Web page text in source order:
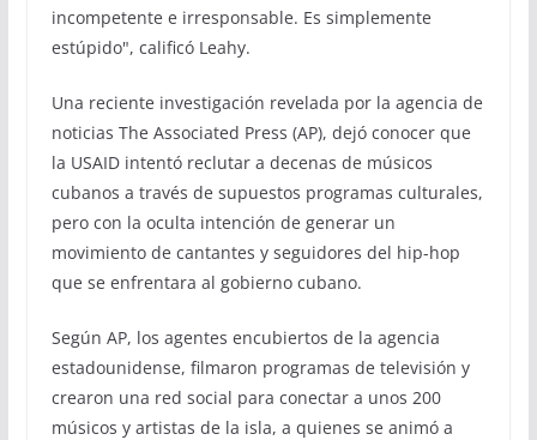
incompetente e irresponsable. Es simplemente
estúpido", calificó Leahy.
Una reciente investigación revelada por la agencia de
noticias The Associated Press (AP), dejó conocer que
la USAID intentó reclutar a decenas de músicos
cubanos a través de supuestos programas culturales,
pero con la oculta intención de generar un
movimiento de cantantes y seguidores del hip-hop
que se enfrentara al gobierno cubano.
Según AP, los agentes encubiertos de la agencia
estadounidense, filmaron programas de televisión y
crearon una red social para conectar a unos 200
músicos y artistas de la isla, a quienes se animó a